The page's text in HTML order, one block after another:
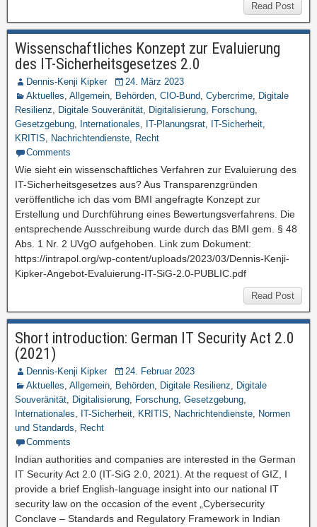
Read Post
Wissenschaftliches Konzept zur Evaluierung
des IT-Sicherheitsgesetzes 2.0
Dennis-Kenji Kipker
24. März 2023
Aktuelles, Allgemein, Behörden, CIO-Bund, Cybercrime, Digitale
Resilienz, Digitale Souveränität, Digitalisierung, Forschung,
Gesetzgebung, Internationales, IT-Planungsrat, IT-Sicherheit,
KRITIS, Nachrichtendienste, Recht
Comments
Wie sieht ein wissenschaftliches Verfahren zur Evaluierung des
IT-Sicherheitsgesetzes aus? Aus Transparenzgründen
veröffentliche ich das vom BMI angefragte Konzept zur
Erstellung und Durchführung eines Bewertungsverfahrens. Die
entsprechende Ausschreibung wurde durch das BMI gem. § 48
Abs. 1 Nr. 2 UVgO aufgehoben. Link zum Dokument:
https://intrapol.org/wp-content/uploads/2023/03/Dennis-Kenji-
Kipker-Angebot-Evaluierung-IT-SiG-2.0-PUBLIC.pdf
Read Post
Short introduction: German IT Security Act 2.0
(2021)
Dennis-Kenji Kipker
24. Februar 2023
Aktuelles, Allgemein, Behörden, Digitale Resilienz, Digitale
Souveränität, Digitalisierung, Forschung, Gesetzgebung,
Internationales, IT-Sicherheit, KRITIS, Nachrichtendienste, Normen
und Standards, Recht
Comments
Indian authorities and companies are interested in the German
IT Security Act 2.0 (IT-SiG 2.0, 2021). At the request of GIZ, I
provide a brief English-language insight into our national IT
security law on the occasion of the event „Cybersecurity
Conclave – Standards and Regulatory Framework in Indian